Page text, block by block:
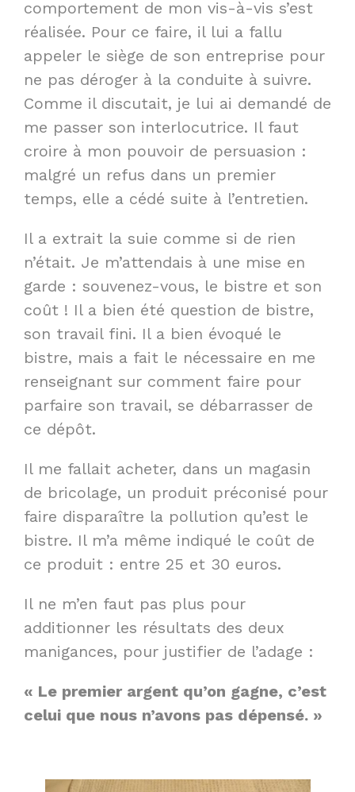
comportement de mon vis-à-vis s’est
réalisée. Pour ce faire, il lui a fallu
appeler le siège de son entreprise pour
ne pas déroger à la conduite à suivre.
Comme il discutait, je lui ai demandé de
me passer son interlocutrice. Il faut
croire à mon pouvoir de persuasion :
malgré un refus dans un premier
temps, elle a cédé suite à l’entretien.
Il a extrait la suie comme si de rien
n’était. Je m’attendais à une mise en
garde : souvenez-vous, le bistre et son
coût ! Il a bien été question de bistre,
son travail fini. Il a bien évoqué le
bistre, mais a fait le nécessaire en me
renseignant sur comment faire pour
parfaire son travail, se débarrasser de
ce dépôt.
Il me fallait acheter, dans un magasin
de bricolage, un produit préconisé pour
faire disparaître la pollution qu’est le
bistre. Il m’a même indiqué le coût de
ce produit : entre 25 et 30 euros.
Il ne m’en faut pas plus pour
additionner les résultats des deux
manigances, pour justifier de l’adage :
« Le premier argent qu’on gagne, c’est
celui que nous n’avons pas dépensé. »